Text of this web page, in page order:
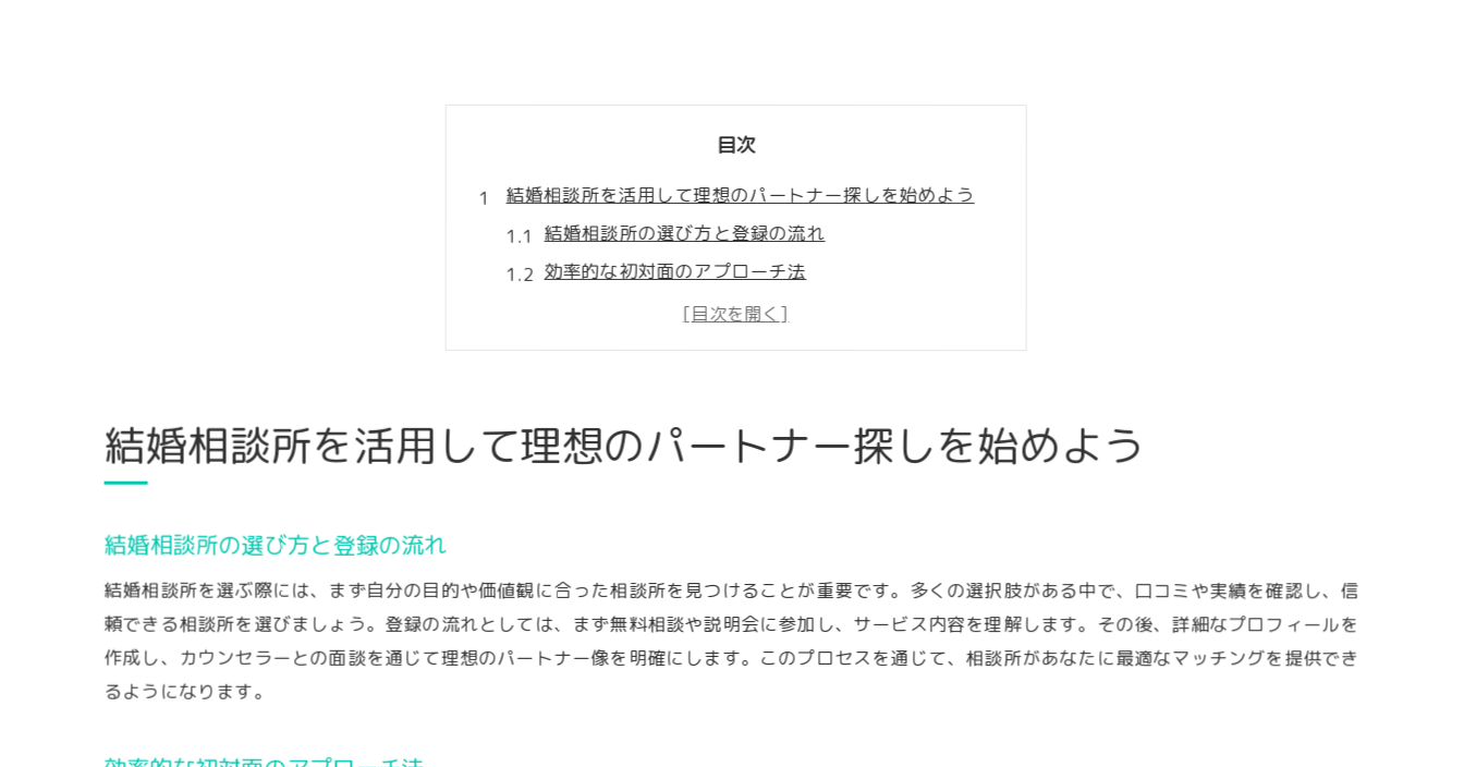
目次
結婚相談所を活用して理想のパートナー探しを始めよう
結婚相談所の選び方と登録の流れ
効率的な初対面のアプローチ法
カウンセラーとの信頼関係を築くコツ
結婚相談所で重視すべきパートナー条件
長期的な視点での活動計画の立て方
マッチングアプリと結婚相談所の併用で婚活成功率アップ
併用によるフィードバックの活用法
成功者に学ぶ併用のポイント
併用時の時間管理術
結婚相談所を活用して理想のパートナー探しを始めよう
結婚相談所の選び方と登録の流れ
結婚相談所を選ぶ際には、まず自分の目的や価値観に合った相談所を見つけることが重要です。多くの選択肢がある中で、口コミや実績を確認し、信
頼できる相談所を選びましょう。登録の流れとしては、まず無料相談や説明会に参加し、サービス内容を理解します。その後、詳細なプロフィールを
作成し、カウンセラーとの面談を通じて理想のパートナー像を明確にします。このプロセスを通じて、相談所があなたに最適なマッチングを提供でき
るようになります。